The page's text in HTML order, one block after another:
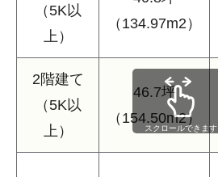
（5K以
上）
（134.97m2）
2階建て
（5K以
上）
46.7坪
（154.50m2）
スクロールできます